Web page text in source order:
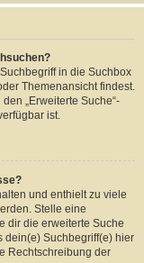
in die Suchbox
Themenansicht findest.
„Erweiterte Suche“-
ist.
und enthielt zu viele
Stelle eine
dir die erweiterte Suche
dein(e) Suchbegriff(e) hier
Rechtschreibung der